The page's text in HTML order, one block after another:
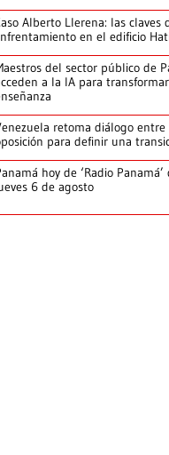
Alberto Llerena: las claves
en el edificio
del sector público de
a la IA para
retoma diálogo entre
para definir una
hoy de ‘Radio
6 de agosto